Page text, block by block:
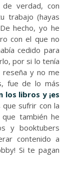
verdad, con
trabajo (hayas
hecho, yo he
con el que no
cedido para
por si lo tenía
y no me
fue de lo más
los libros y ¡es
sufrir con la
también he
y booktubers
contenido a
Si te pagan